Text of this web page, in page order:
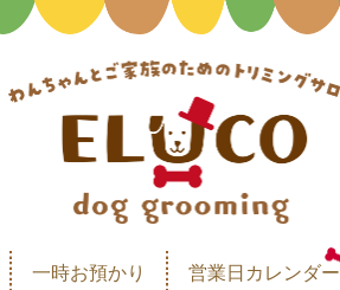
一時お預かり 営業日カレンダー